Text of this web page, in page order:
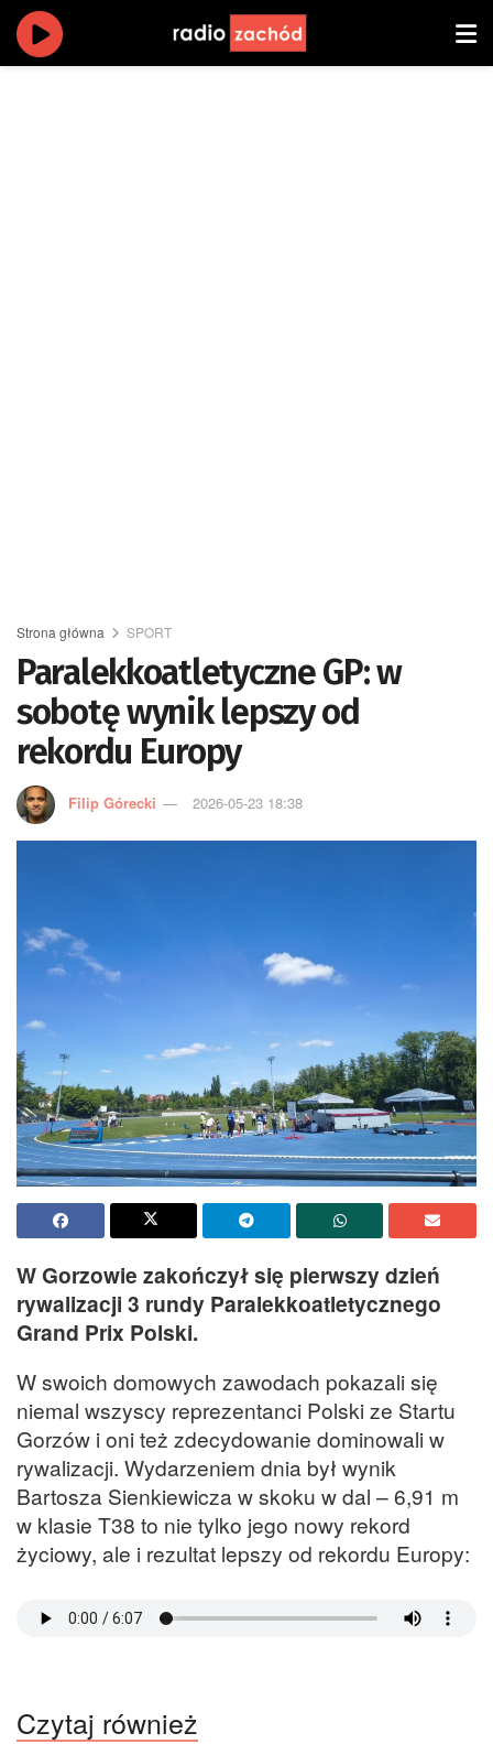
Strona główna SPORT
Paralekkoatletyczne GP: w
sobotę wynik lepszy od
rekordu Europy
Filip Górecki 2026-05-23 18:38
W Gorzowie zakończył się pierwszy dzień
rywalizacji 3 rundy Paralekkoatletycznego
Grand Prix Polski.
W swoich domowych zawodach pokazali się
niemal wszyscy reprezentanci Polski ze Startu
Gorzów i oni też zdecydowanie dominowali w
rywalizacji. Wydarzeniem dnia był wynik
Bartosza Sienkiewicza w skoku w dal – 6,91 m
w klasie T38 to nie tylko jego nowy rekord
życiowy, ale i rezultat lepszy od rekordu Europy:
Czytaj również